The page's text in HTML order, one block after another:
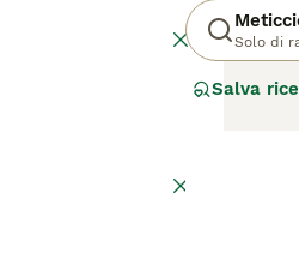
Solo di
Salva